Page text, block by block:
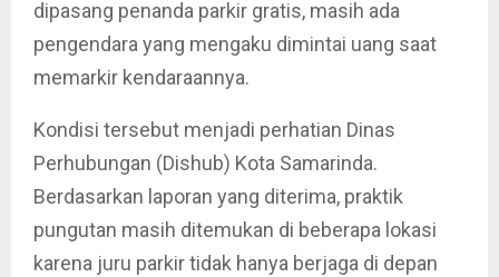
dipasang penanda parkir gratis, masih ada
pengendara yang mengaku dimintai uang saat
memarkir kendaraannya.
Kondisi tersebut menjadi perhatian Dinas
Perhubungan (Dishub) Kota Samarinda.
Berdasarkan laporan yang diterima, praktik
pungutan masih ditemukan di beberapa lokasi
karena juru parkir tidak hanya berjaga di depan